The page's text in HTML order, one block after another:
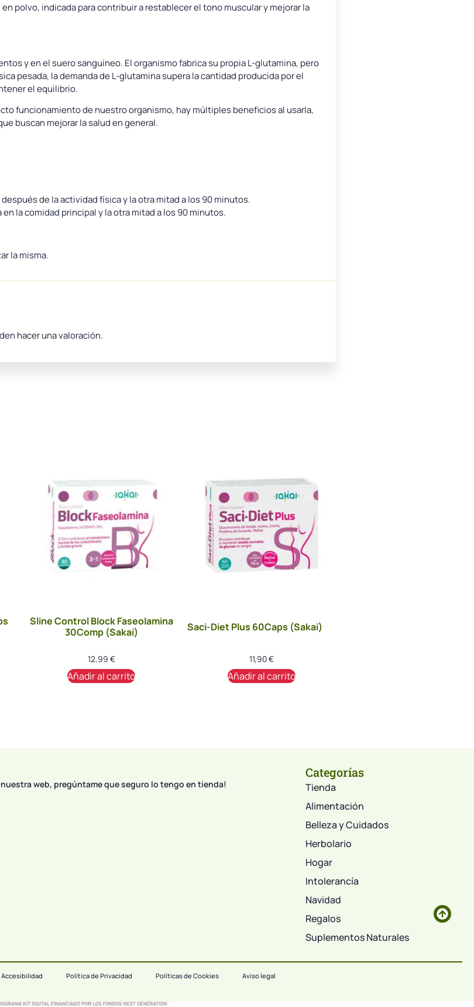
polvo, indicada para contribuir a restablecer el tono muscular y mejorar la
y en el suero sanguíneo. El organismo fabrica su propia L-glutamina, pero
pesada, la demanda de L-glutamina supera la cantidad producida por el
el equilibrio.
funcionamiento de nuestro organismo, hay múltiples beneficios al usarla,
buscan mejorar la salud en general.
de la actividad física y la otra mitad a los 90 minutos.
la comidad principal y la otra mitad a los 90 minutos.
la misma.
hacer una valoración.
Sline Control Block Faseolamina
30Comp (Sakai)
12,99 €
Añadir al carrito
Saci-Diet Plus 60Caps (Sakai)
11,90€
Añadir al carrito
web, pregúntame que seguro lo tengo en tienda!
Categorías
Tienda
Alimentación
Belleza y Cuidados
Herbolario
Hogar
Intolerancía
Navidad
Regalos
Suplementos Naturales
Política de Privacidad Políticas de Cookies Aviso legal